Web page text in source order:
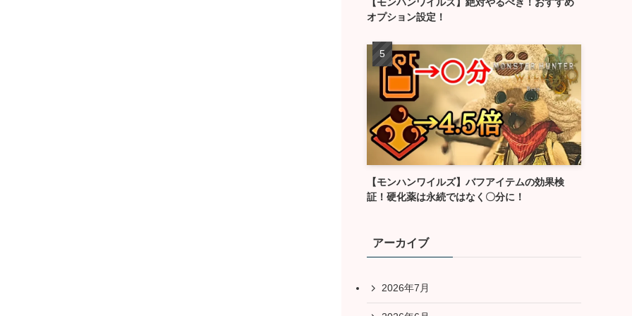
オプション設定！
【モンハンワイルズ】バフアイテムの効果検
証！硬化薬は永続ではなく〇分に！
アーカイブ
2026年7月